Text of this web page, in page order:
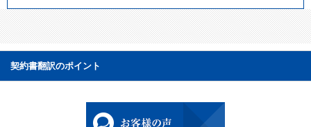
契約書翻訳のポイント